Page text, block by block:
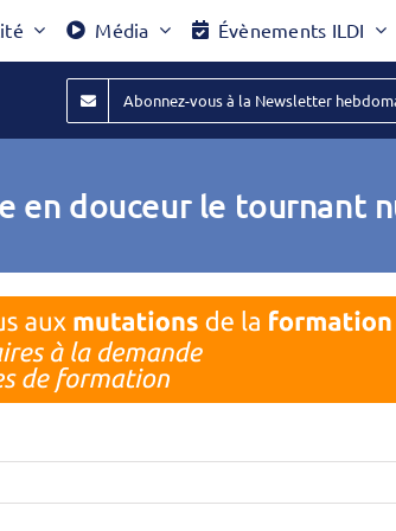
Média Évènements ILDI
Abonnez-vous à la Newsletter
en douceur le tournant